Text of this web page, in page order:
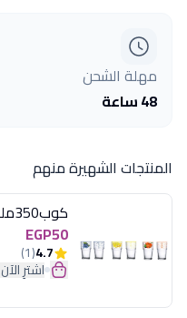
مهلة الشحن
48 ساعة
المنتجات الشهيرة منهم
كوب350مللى ورد هيريفين
EGP50
4.7
(1)
اشترِ الآن